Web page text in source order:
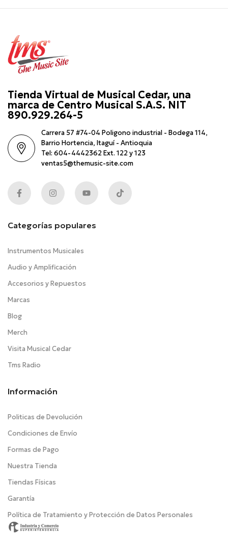
Tienda Virtual de Musical Cedar, una
marca de Centro Musical S.A.S. NIT
890.929.264-5
Carrera 57 #74-04 Poligono industrial - Bodega 114,
Barrio Hortencia, Itaguí - Antioquia
Tel: 604-4442362 Ext. 122 y 123
ventas5@themusic-site.com
Categorías populares
Instrumentos Musicales
Audio y Amplificación
Accesorios y Repuestos
Marcas
Blog
Merch
Visita Musical Cedar
Tms Radio
Información
Politicas de Devolución
Condiciones de Envío
Formas de Pago
Nuestra Tienda
Tiendas Físicas
Garantía
Política de Tratamiento y Protección de Datos Personales